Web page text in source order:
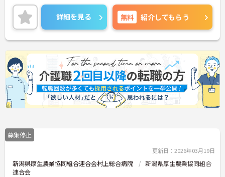
詳細を見る 無料 紹介してもらう
募集停止
更新日：2026年03月19日
新潟県厚生農業協同組合連合会村上総合病院
新潟県厚生農業協同組合
連合会